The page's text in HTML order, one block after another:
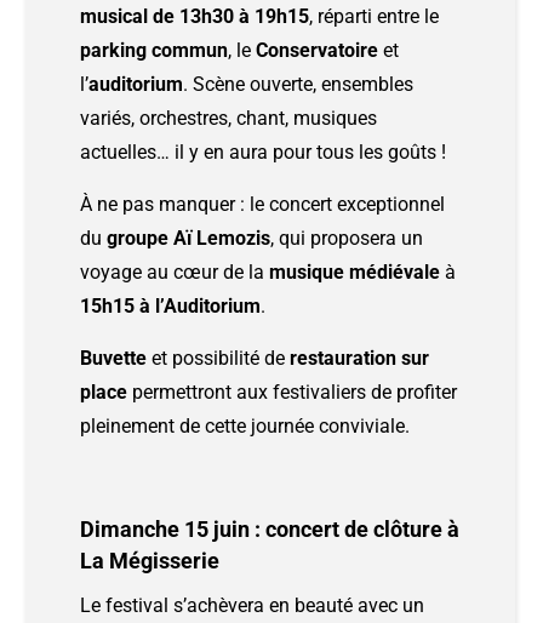
musical de 13h30 à 19h15, réparti entre le
parking commun, leConservatoire et
l’auditorium. Scène ouverte, ensembles
variés, orchestres, chant, musiques
actuelles… il y en aura pour tous les goûts !
À ne pas manquer : le concert exceptionnel
dugroupe Aï Lemozis, qui proposera un
voyage au cœur de lamusique médiévale à
15h15 à l’Auditorium.
Buvette et possibilité derestauration sur
place permettront aux festivaliers de profiter
pleinement de cette journée conviviale.
Dimanche 15 juin : concert de clôture à
La Mégisserie
Le festival s’achèvera en beauté avec un